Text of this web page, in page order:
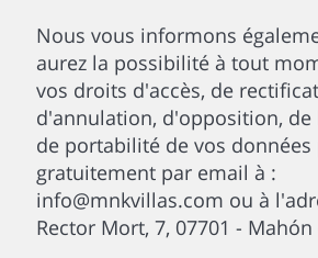
Nous vous informons
aurez la possibilité à tout
vos droits d'accès, de
d'annulation, d'opposition,
de portabilité de vos données
gratuitement par email à :
info@mnkvillas.com ou à
Rector Mort, 7, 07701 - Mahón